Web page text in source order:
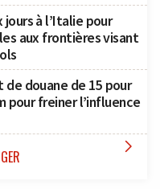
jours à l’Italie pour
aux frontières visant
de douane de 15 pour
pour freiner l’influence
